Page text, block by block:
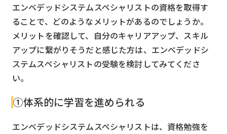
エンベデッドシステムスペシャリストの資格を取得す
ることで、どのようなメリットがあるのでしょうか。
メリットを確認して、自分のキャリアアップ、スキル
アップに繋がりそうだと感じた方は、エンベデッドシ
ステムスペシャリストの受験を検討してみてくださ
い。
①体系的に学習を進められる
エンベデッドシステムスペシャリストは、資格勉強を